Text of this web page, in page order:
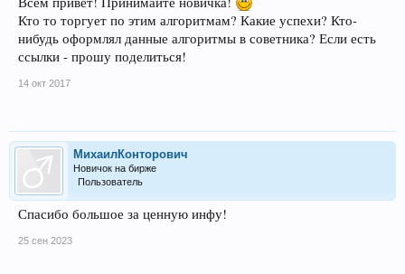
Кто то торгует по этим алгоритмам? Какие успехи? Кто-
нибудь оформлял данные алгоритмы в советника? Если есть
ссылки - прошу поделиться!
14 окт 2017
МихаилКонторович
Новичок на бирже
Пользователь
Спасибо большое за ценную инфу!
25 сен 2023